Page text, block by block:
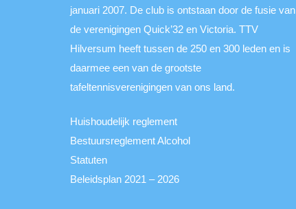
januari 2007. De club is ontstaan door de fusie van
de verenigingen Quick’32 en Victoria. TTV
Hilversum heeft tussen de 250 en 300 leden en is
daarmee een van de grootste
tafeltennisverenigingen van ons land.
Huishoudelijk reglement
Bestuursreglement Alcohol
Statuten
Beleidsplan 2021 – 2026